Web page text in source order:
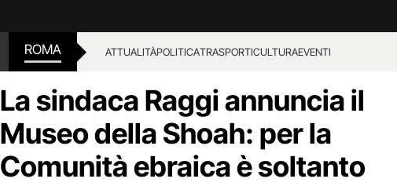
ROMA ATTUALITÀPOLITICATRASPORTICULTURAEVENTI
La sindaca Raggi annuncia il
Museo della Shoah: per la
Comunità ebraica è soltanto